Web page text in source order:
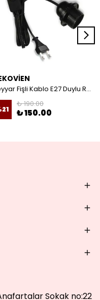
Seyyar Fişli Kablo E27 Duylu Rondelalı Anahtarlı Kablo Arapuarlı Abajur Kablo
21
₺ 190.00
₺ 150.00
Sokak no:22